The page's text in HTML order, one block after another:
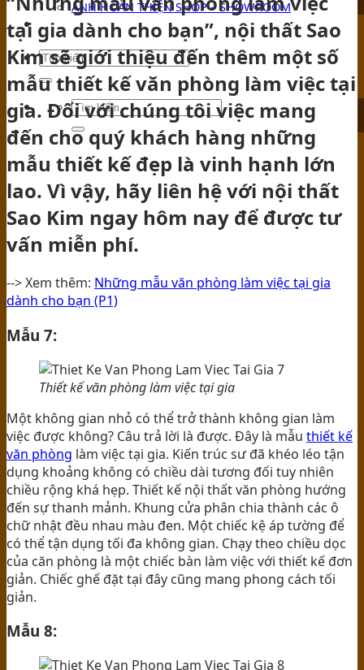
ẢNH HOÀN THIỆN SHOP – SHOWROOM
TIN TỨC
tại gia dành cho bạn”, nội thất Sao
Kim sẽ giới thiệu đến thêm một số
mẫu thiết kế văn phòng làm việc tại
gia. Đối với chúng tôi việc mang
đến cho quý khách hàng những
mẫu thiết kế đẹp là vinh hạnh lớn
lao. Vì vậy, hãy liên hệ với nội thất
Sao Kim ngay hôm nay để được tư
vấn miễn phí.
--> Xem thêm: Những mẫu văn phòng làm việc tại gia
dành cho bạn (P1)
Mẫu 7:
Thiết kế văn phòng làm việc tại gia
Một không gian nhỏ có thể trở thành không gian làm
việc được không? Câu trả lời là được. Đây là mẫu thiết kế
văn phòng làm việc tại gia. Kiến trúc sư đã khéo léo tận
dụng khoảng không có chiều dài tương đối tuy nhiên
chiều rộng khá hẹp. Thiết kế nội thất văn phòng hướng
đến sự thanh mảnh. Khung cửa phân chia thành các ô
chữ nhật đều nhau màu đen. Một chiếc kệ áp tường để
có thể tận dụng tối đa không gian. Chạy theo chiều dọc
của căn phòng là một chiếc bàn làm việc với thiết kế đơn
giản. Chiếc ghế đặt tại đây cũng mang phong cách tối
giản.
Mẫu 8: